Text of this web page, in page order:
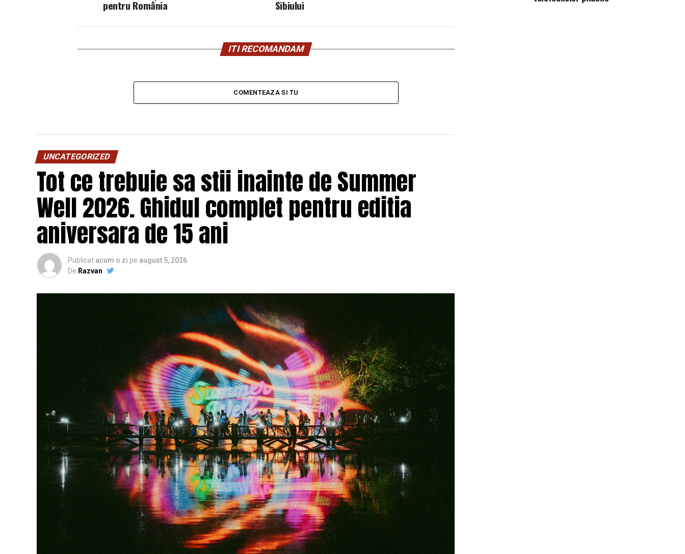
Sibiului
pentru România
ITI RECOMANDAM
COMENTEAZA SI TU
UNCATEGORIZED
Tot ce trebuie sa stii inainte de Summer
Well 2026. Ghidul complet pentru editia
aniversara de 15 ani
Publicat acum o zi pe august 5, 2026
De Razvan